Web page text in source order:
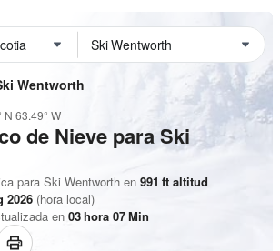
Wentworth
N 63.49° W
de Nieve para Ski
para Ski Wentworth en 991 ft altitud
2026 (hora local)
en 03hora 07Min